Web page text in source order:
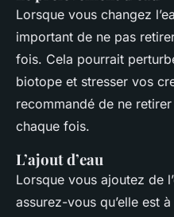
Lorsque vous changez
important de ne pas
fois. Cela pourrait
biotope et stresser vos
recommandé de ne
chaque fois.
L’ajout d’eau
Lorsque vous ajoutez de
assurez-vous qu’elle est